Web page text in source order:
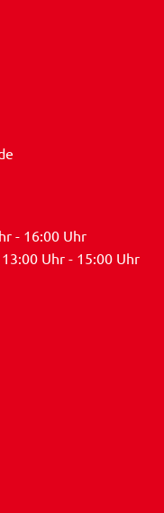
- 16:00 Uhr
Uhr - 15:00 Uhr